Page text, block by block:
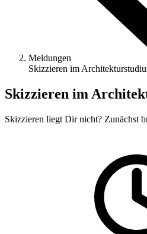
Meldungen
Skizzieren im
Skizzieren im
Skizzieren liegt Dir nicht? Zunächst